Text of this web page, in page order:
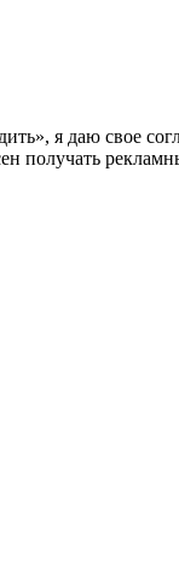
я даю свое
получать